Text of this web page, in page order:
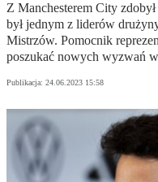
Z Manchesterem City
był jednym z liderów
Mistrzów. Pomocnik
poszukać nowych wyzwań
Publikacja: 24.06.2023 15:58